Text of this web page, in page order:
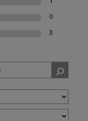
0
3